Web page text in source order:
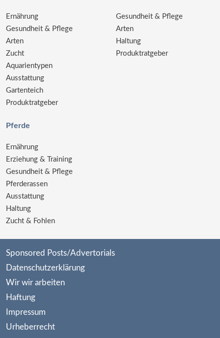
Ernährung
Gesundheit & Pflege
Arten
Zucht
Aquarientypen
Ausstattung
Gartenteich
Produktratgeber
Gesundheit & Pflege
Arten
Haltung
Produktratgeber
Pferde
Ernährung
Erziehung & Training
Gesundheit & Pflege
Pferderassen
Ausstattung
Haltung
Zucht & Fohlen
Sponsored Posts/Advertorials
Datenschutzerklärung
Wir wir arbeiten
Haftung
Impressum
Urheberrecht